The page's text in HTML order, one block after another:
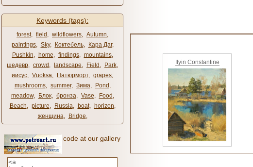
Keywords (tags):
forest, field , wildflowers, Autumn,
paintings, Sky, Коктебель, Кара Даг,
Pushkin, home, findings, mountains,
шедевр, crowd , landscape, Field , Park,
иисус, Vuoksa, Натюрморт, grapes,
mushrooms, summer, Зима, Pond ,
meadow, Блок, бронза, Vase, Food ,
Beach, picture, Russia, boat, horizon,
женщина, Bridge,
code at our gallery
Ilyin Constantine